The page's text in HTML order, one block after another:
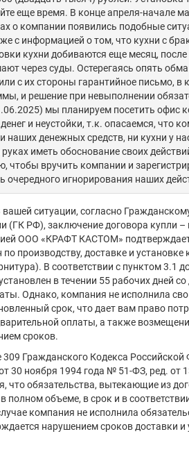
еще время. В конце апреля-начале
о компании появились подобные
с информацией о том, что кухни с
кухни добиваются еще месяц, после
через суды. Остерегаясь опять
с их стороны гарантийное письмо, в
и решение при невыполнении
мы планируем посетить офис
и неустойки, т.к. опасаемся, что
наших денежных средств, ни кухни у
иметь обоснование своих
чтобы вручить компании и
очередного игнорирования наших
вашей ситуации, согласно
(ГК РФ), заключение договора купли
ООО «КРАФТ КАСТОМ»
по производству, доставке и установке
В соответствии с пунктом 3.1
в течении 55 рабочих дней
Однако, компания не исполнила
срок, что дает вам право
оплаты, а также
сроков.
309 Гражданского Кодекса Российской
30 ноября 1994 года № 51-ФЗ, ред. от
что обязательства, вытекающие из
полном объеме, в срок и в
компания не исполнила
нарушением сроков доставки и